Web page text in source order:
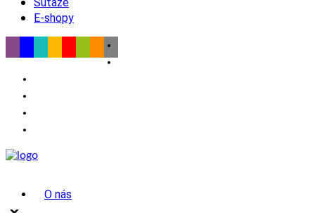
E-shopy
O nás